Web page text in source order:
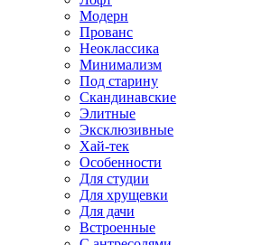
Модерн
Прованс
Неоклассика
Минимализм
Под старину
Скандинавские
Элитные
Эксклюзивные
Хай-тек
Особенности
Для студии
Для хрущевки
Для дачи
Встроенные